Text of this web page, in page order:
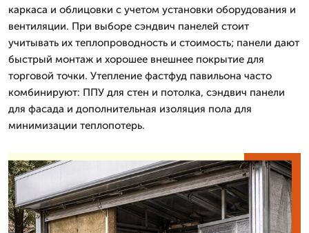
каркаса и облицовки с учетом установки оборудования и
вентиляции. При выборе сэндвич панелей стоит
учитывать их теплопроводность и стоимость; панели дают
быстрый монтаж и хорошее внешнее покрытие для
торговой точки. Утепление фастфуд павильона часто
комбинируют: ППУ для стен и потолка, сэндвич панели
для фасада и дополнительная изоляция пола для
минимизации теплопотерь.